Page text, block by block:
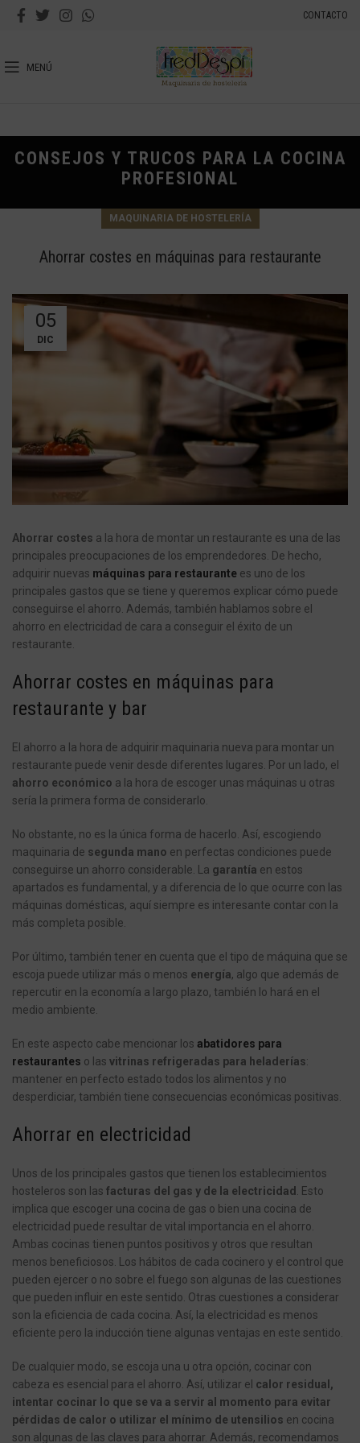
CONTACTO
MENÚ
CONSEJOS Y TRUCOS PARA LA COCINA
PROFESIONAL
MAQUINARIA DE HOSTELERÍA
Ahorrar costes en máquinas para restaurante
05
DIC
Ahorrar costes a la hora de montar un restaurante es una de las
principales preocupaciones de los emprendedores. De hecho,
adquirir nuevas máquinas para restaurante es uno de los
principales gastos que se tiene y queremos explicar cómo puede
conseguirse el ahorro. Además, también hablamos sobre el
ahorro en electricidad de cara a conseguir el éxito de un
restaurante.
Ahorrar costes en máquinas para
restaurante y bar
El ahorro a la hora de adquirir maquinaria nueva para montar un
restaurante puede venir desde diferentes lugares. Por un lado, el
ahorro económico a la hora de escoger unas máquinas u otras
sería la primera forma de considerarlo.
No obstante, no es la única forma de hacerlo. Así, escogiendo
maquinaria de segunda mano en perfectas condiciones puede
conseguirse un ahorro considerable. La garantía en estos
apartados es fundamental, y a diferencia de lo que ocurre con las
máquinas domésticas, aquí siempre es interesante contar con la
más completa posible.
Por último, también tener en cuenta que el tipo de máquina que se
escoja puede utilizar más o menos energía, algo que además de
repercutir en la economía a largo plazo, también lo hará en el
medio ambiente.
En este aspecto cabe mencionar los abatidores para
restaurantes o las vitrinas refrigeradas para heladerías:
mantener en perfecto estado todos los alimentos y no
desperdiciar, también tiene consecuencias económicas positivas.
Ahorrar en electricidad
Unos de los principales gastos que tienen los establecimientos
hosteleros son las facturas del gas y de la electricidad
. Esto
implica que escoger una cocina de gas o bien una cocina de
electricidad puede resultar de vital importancia en el ahorro.
Ambas cocinas tienen puntos positivos y otros que resultan
menos beneficiosos. Los hábitos de cada cocinero y el control que
pueden ejercer o no sobre el fuego son algunas de las cuestiones
que pueden influir en este sentido. Otras cuestiones a considerar
son la eficiencia de cada cocina. Así, la electricidad es menos
eficiente pero la inducción tiene algunas ventajas en este sentido.
De cualquier modo, se escoja una u otra opción, cocinar con
cabeza es esencial para el ahorro. Así, utilizar el calor residual,
intentar cocinar lo que se va a servir al momento para evitar
pérdidas de calor o utilizar el mínimo de utensilios en cocina
son algunas de las claves para ahorrar. Además, recomendamos